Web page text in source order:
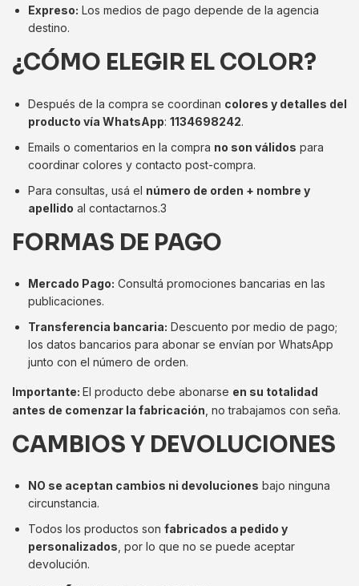
Expreso: Los medios de pago depende de la agencia
destino.
¿CÓMO ELEGIR EL COLOR?
Después de la compra se coordinan colores y detalles del
producto vía WhatsApp: 1134698242.
Emails o comentarios en la compra no son válidos para
coordinar colores y contacto post-compra.
Para consultas, usá el número de orden + nombre y
apellido al contactarnos.3
FORMAS DE PAGO
Mercado Pago: Consultá promociones bancarias en las
publicaciones.
Transferencia bancaria: Descuento por medio de pago;
los datos bancarios para abonar se envían por WhatsApp
junto con el número de orden.
Importante: El producto debe abonarse en su totalidad
antes de comenzar la fabricación , no trabajamos con seña.
CAMBIOS Y DEVOLUCIONES
NO se aceptan cambios ni devoluciones bajo ninguna
circunstancia.
Todos los productos son fabricados a pedido y
personalizados , por lo que no se puede aceptar
devolución.